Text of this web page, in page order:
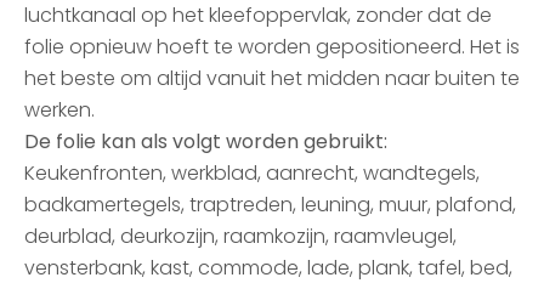
luchtkanaal op het kleefoppervlak, zonder dat de
folie opnieuw hoeft te worden gepositioneerd. Het is
het beste om altijd vanuit het midden naar buiten te
werken.
De folie kan als volgt worden gebruikt:
Keukenfronten, werkblad, aanrecht, wandtegels,
badkamertegels, traptreden, leuning, muur, plafond,
deurblad, deurkozijn, raamkozijn, raamvleugel,
vensterbank, kast, commode, lade, plank, tafel, bed,